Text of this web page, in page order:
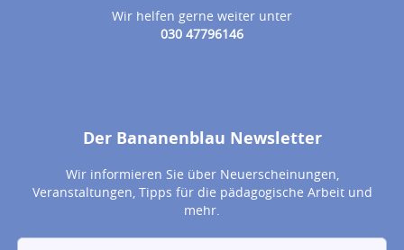
Wir helfen gerne weiter unter
030 47796146
Der Bananenblau Newsletter
Wir informieren Sie über Neuerscheinungen,
Veranstaltungen, Tipps für die pädagogische Arbeit und
mehr.